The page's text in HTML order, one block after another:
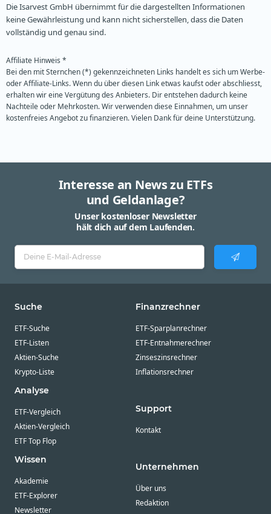
Die Isarvest GmbH übernimmt für die dargestellten Informationen
keine Gewährleistung und kann nicht sicherstellen, dass die Daten
vollständig und genau sind.
Affiliate Hinweis *
Bei den mit Sternchen (*) gekennzeichneten Links handelt es sich um Werbe-
oder Affiliate-Links. Wenn du über diesen Link etwas kaufst oder abschliesst,
erhalten wir eine Vergütung des Anbieters. Dir entstehen dadurch keine
Nachteile oder Mehrkosten. Wir verwenden diese Einnahmen, um unser
kostenfreies Angebot zu finanzieren. Vielen Dank für deine Unterstützung.
Interesse an News zu ETFs
und Geldanlage?
Unser kostenloser Newsletter
hält dich auf dem Laufenden.
Suche
ETF-Suche
ETF-Listen
Aktien-Suche
Krypto-Liste
Analyse
ETF-Vergleich
Aktien-Vergleich
ETF Top Flop
Wissen
Akademie
ETF-Explorer
Newsletter
Finanzrechner
ETF-Sparplanrechner
ETF-Entnahmerechner
Zinseszinsrechner
Inflationsrechner
Support
Kontakt
Unternehmen
Über uns
Redaktion